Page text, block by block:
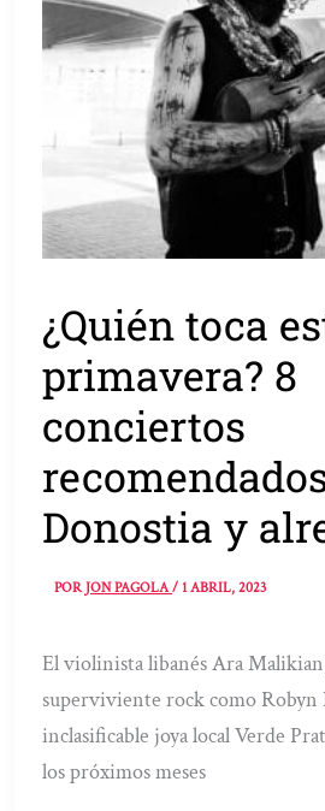
¿Quién toca
primavera? 8
conciertos
Donostia y
PORJON PAGOLA/1 ABRIL, 2023
El violinista libanés Ara
superviviente rock como Robyn
inclasificable joya local Verde
los próximos meses